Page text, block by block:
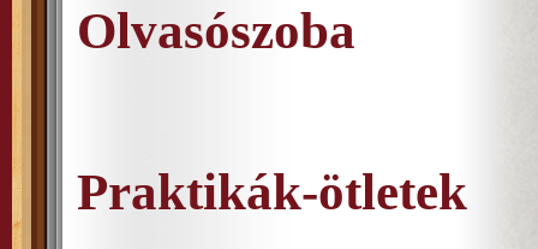
Olvasószoba
Praktikák-ötletek